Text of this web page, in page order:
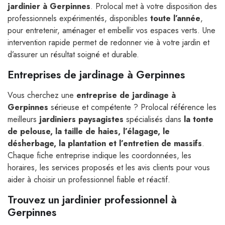
jardinier à Gerpinnes. Prolocal met à votre disposition des
professionnels expérimentés, disponibles toute l’année,
pour entretenir, aménager et embellir vos espaces verts. Une
intervention rapide permet de redonner vie à votre jardin et
d’assurer un résultat soigné et durable.
Entreprises de jardinage à Gerpinnes
Vous cherchez une entreprise de jardinage à
Gerpinnes sérieuse et compétente ? Prolocal référence les
meilleurs jardiniers paysagistes spécialisés dans la tonte
de pelouse, la taille de haies, l’élagage, le
désherbage, la plantation et l’entretien de massifs.
Chaque fiche entreprise indique les coordonnées, les
horaires, les services proposés et les avis clients pour vous
aider à choisir un professionnel fiable et réactif.
Trouvez un jardinier professionnel à
Gerpinnes